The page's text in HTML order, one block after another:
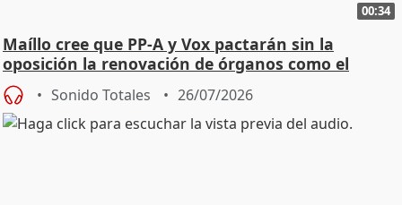
00:34
Maíllo cree que PP-A y Vox pactarán sin la
oposición la renovación de órganos como el
Defensor
Sonido Totales 26/07/2026